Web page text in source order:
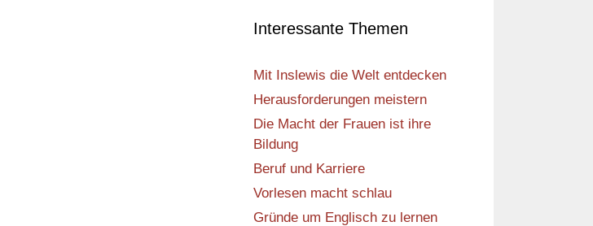
Interessante Themen
Mit Inslewis die Welt entdecken
Herausforderungen meistern
Die Macht der Frauen ist ihre
Bildung
Beruf und Karriere
Vorlesen macht schlau
Gründe um Englisch zu lernen